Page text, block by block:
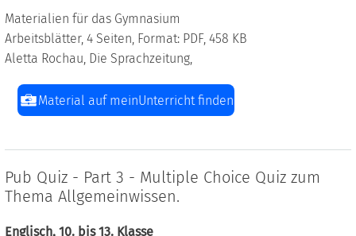
Materialien für das Gymnasium
Arbeitsblätter, 4 Seiten, Format: PDF, 458 KB
Aletta Rochau, Die Sprachzeitung,
Material auf meinUnterricht finden
Pub Quiz - Part 3 - Multiple Choice Quiz zum
Thema Allgemeinwissen.
Englisch, 10. bis 13. Klasse